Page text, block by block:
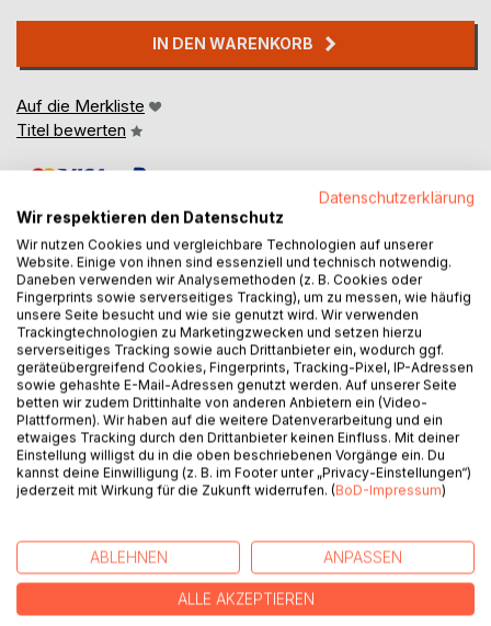
IN DEN WARENKORB
Auf die Merkliste
Titel bewerten
BESCHREIBUNG
Der 31- jährige Paul Berger hat vor kurzem sein
Psychologie - Studium beendet und darf sich nun ganz
offiziell "Psychologe" nennen. Da er allerdings weiterhin
nicht das Gefühl hat, zu verstehen, wie man Menschen in
emotionale Krisen helfen kann, entscheidet er sich, die
mehrjährige Weiterbildung zum "Psychotherapeuten für
Verhaltenstherapie" anzuschließen.
Lebenswelten: Auf der einen Seite genießt er das gesellige
Beisammensein im Kreise seiner bierdurstigen
Kreisligafußball-Truppe, die fieberhaft den nächsten
Ballermann-Urlaub anvisiert. Auf der anderen Seite trifft
Datenschutzerklärung
Wir respektieren den Datenschutz
Wir nutzen Cookies und vergleichbare Technologien auf unserer
Website. Einige von ihnen sind essenziell und technisch notwendig.
Daneben verwenden wir Analysemethoden (z. B. Cookies oder
Fingerprints sowie serverseitiges Tracking), um zu messen, wie häufig
unsere Seite besucht und wie sie genutzt wird. Wir verwenden
Trackingtechnologien zu Marketingzwecken und setzen hierzu
serverseitiges Tracking sowie auch Drittanbieter ein, wodurch ggf.
geräteübergreifend Cookies, Fingerprints, Tracking-Pixel, IP-Adressen
sowie gehashte E-Mail-Adressen genutzt werden. Auf unserer Seite
betten wir zudem Drittinhalte von anderen Anbietern ein (Video-
Plattformen). Wir haben auf die weitere Datenverarbeitung und ein
etwaiges Tracking durch den Drittanbieter keinen Einfluss. Mit deiner
Einstellung willigst du in die oben beschriebenen Vorgänge ein. Du
kannst deine Einwilligung (z. B. im Footer unter „Privacy-Einstellungen“)
jederzeit mit Wirkung für die Zukunft widerrufen. (BoD-Impressum)
ABLEHNEN ANPASSEN
ALLE AKZEPTIEREN